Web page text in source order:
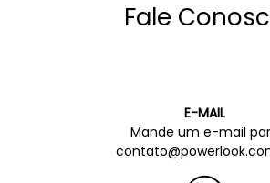
Fale
E-MAIL
Mande um e-mail